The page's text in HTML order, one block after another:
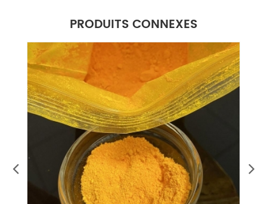
PRODUITS CONNEXES